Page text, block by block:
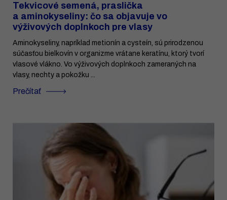
Tekvicové semená, praslička
a aminokyseliny: čo sa objavuje vo
výživových doplnkoch pre vlasy
Aminokyseliny, napríklad metionín a cysteín, sú prirodzenou
súčasťou bielkovín v organizme vrátane keratínu, ktorý tvorí
vlasové vlákno. Vo výživových doplnkoch zameraných na
vlasy, nechty a pokožku ...
Prečítať